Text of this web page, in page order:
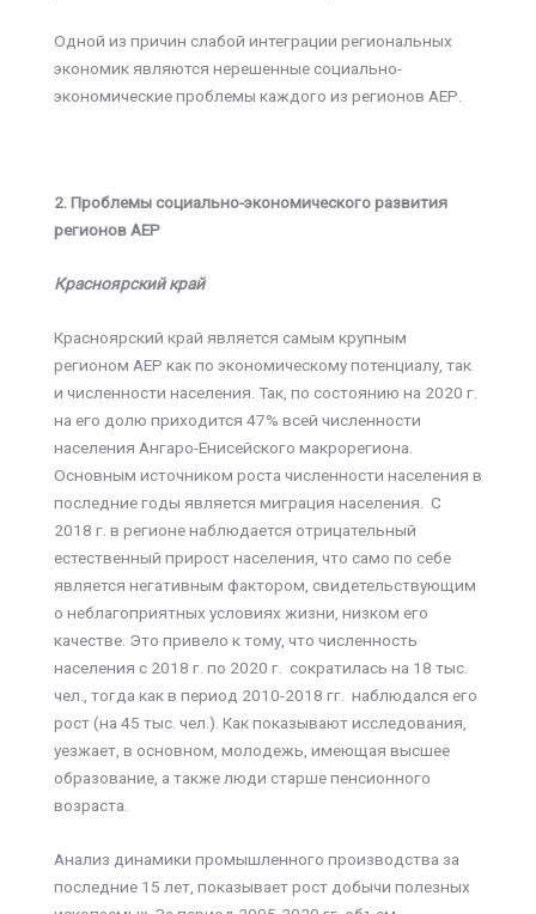
Одной из причин слабой интеграции региональных
экономик являются нерешенные социально-
экономические проблемы каждого из регионов АЕР.
2. Проблемы социально-экономического развития
регионов АЕР
Красноярский край
Красноярский край является самым крупным
регионом АЕР как по экономическому потенциалу, так
и численности населения. Так, по состоянию на 2020 г.
на его долю приходится 47% всей численности
населения Ангаро-Енисейского макрорегиона.
Основным источником роста численности населения в
последние годы является миграция населения. С
2018 г. в регионе наблюдается отрицательный
естественный прирост населения, что само по себе
является негативным фактором, свидетельствующим
о неблагоприятных условиях жизни, низком его
качестве. Это привело к тому, что численность
населения с 2018 г. по 2020 г. сократилась на 18 тыс.
чел., тогда как в период 2010-2018 гг. наблюдался его
рост (на 45 тыс. чел.). Как показывают исследования,
уезжает, в основном, молодежь, имеющая высшее
образование, а также люди старше пенсионного
возраста.
Анализ динамики промышленного производства за
последние 15 лет, показывает рост добычи полезных